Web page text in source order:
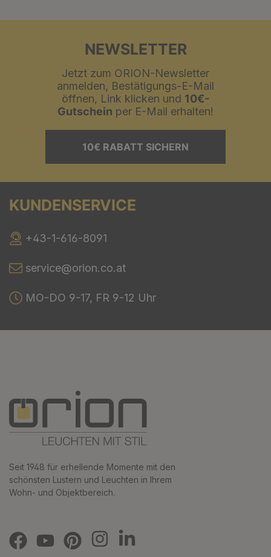
NEWSLETTER
Jetzt zum ORION-Newsletter
anmelden, Bestätigungs-E-Mail
öffnen, Link klicken und 10€-
Gutschein per E-Mail erhalten!
10€ RABATT SICHERN
KUNDENSERVICE
+43-1-616-8091
service@orion.co.at
MO-DO 9-17, FR 9-12 Uhr
Seit 1948 für erhellende Momente mit den
schönsten Lustern und Leuchten in Ihrem
Wohn- und Objektbereich.